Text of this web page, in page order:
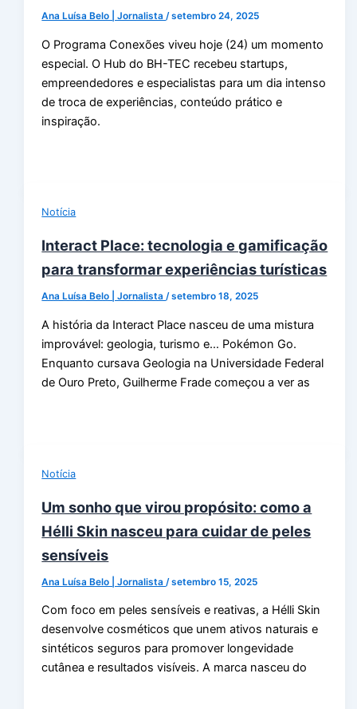
Ana Luísa Belo | Jornalista/setembro 24, 2025
O Programa Conexões viveu hoje (24) um momento
especial. O Hub do BH-TEC recebeu startups,
empreendedores e especialistas para um dia intenso
de troca de experiências, conteúdo prático e
inspiração.
Notícia
Interact Place: tecnologia e gamificação
para transformar experiências turísticas
Ana Luísa Belo | Jornalista/setembro 18, 2025
A história da Interact Place nasceu de uma mistura
improvável: geologia, turismo e… Pokémon Go.
Enquanto cursava Geologia na Universidade Federal
de Ouro Preto, Guilherme Frade começou a ver as
Notícia
Um sonho que virou propósito: como a
Hélli Skin nasceu para cuidar de peles
sensíveis
Ana Luísa Belo | Jornalista /setembro 15, 2025
Com foco em peles sensíveis e reativas, a Hélli Skin
desenvolve cosméticos que unem ativos naturais e
sintéticos seguros para promover longevidade
cutânea e resultados visíveis. A marca nasceu do